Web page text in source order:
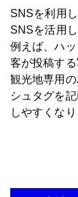
SNSを利用
SNSを活用
例えば、ハ
客が投稿する
観光地専用
シュタグを
しやすくなり